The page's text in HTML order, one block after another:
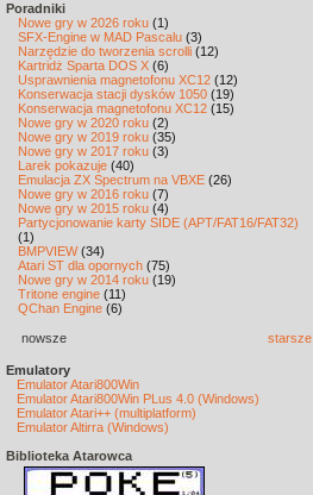
Poradniki
Nowe gry w 2026 roku (1)
SFX-Engine w MAD Pascalu (3)
Narzędzie do tworzenia scrolli (12)
Kartridż Sparta DOS X (6)
Usprawnienia magnetofonu XC12 (12)
Konserwacja stacji dysków 1050 (19)
Konserwacja magnetofonu XC12 (15)
Nowe gry w 2020 roku (2)
Nowe gry w 2019 roku (35)
Nowe gry w 2017 roku (3)
Larek pokazuje (40)
Emulacja ZX Spectrum na VBXE (26)
Nowe gry w 2016 roku (7)
Nowe gry w 2015 roku (4)
Partycjonowanie karty SIDE (APT/FAT16/FAT32)
(1)
BMPVIEW(34)
Atari ST dla opornych (75)
Nowe gry w 2014 roku (19)
Tritone engine (11)
QChan Engine (6)
nowsze starsze
Emulatory
Emulator Atari800Win
Emulator Atari800Win PLus 4.0 (Windows)
Emulator Atari++ (multiplatform)
Emulator Altirra (Windows)
Biblioteka Atarowca